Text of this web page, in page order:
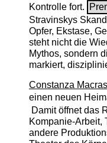
Kontrolle fort.
Stravinskys
Opfer, Ekstase,
steht nicht die
Mythos, sondern
markiert,
Constanza
einen neuen
Damit öffnet das
Kompanie-Arbeit,
andere